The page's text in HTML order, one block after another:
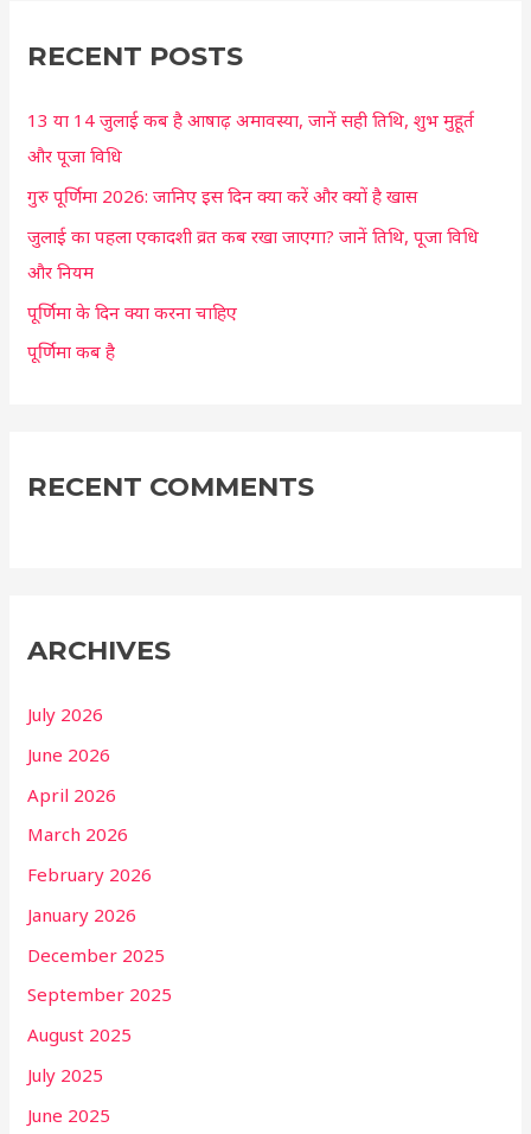
c
f
o
r
:
RECENT POSTS
13 या 14 जुलाई कब है आषाढ़ अमावस्या, जानें सही तिथि, शुभ मुहूर्त
और पूजा विधि
गुरु पूर्णिमा 2026: जानिए इस दिन क्या करें और क्यों है खास
जुलाई का पहला एकादशी व्रत कब रखा जाएगा? जानें तिथि, पूजा विधि
और नियम
पूर्णिमा के दिन क्या करना चाहिए
पूर्णिमा कब है
RECENT COMMENTS
ARCHIVES
July 2026
June 2026
April 2026
March 2026
February 2026
January 2026
December 2025
September 2025
August 2025
July 2025
June 2025